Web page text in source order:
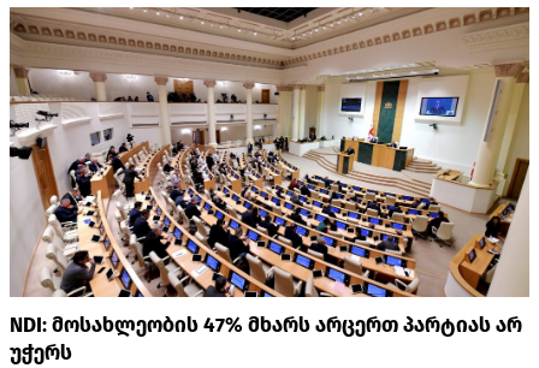
NDI: მოსახლეობის 47% მხარს არცერთ პარტიას არ
უჭერს